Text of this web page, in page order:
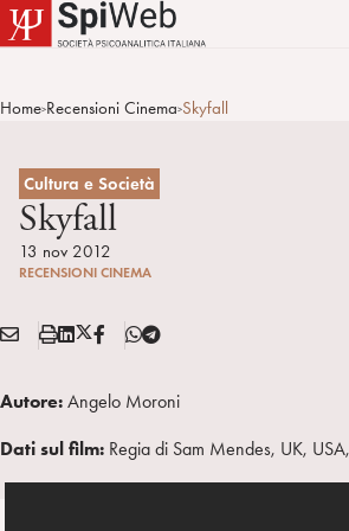
Home>Recensioni Cinema>Skyfall
Cultura e Società
Skyfall
13 nov 2012
RECENSIONI CINEMA
Condividi:
E
A
L
S
p
L
e
X
T
i
F
T
g
Autore: Angelo Moroni
Dati sul film: Regia di Sam Mendes, UK,